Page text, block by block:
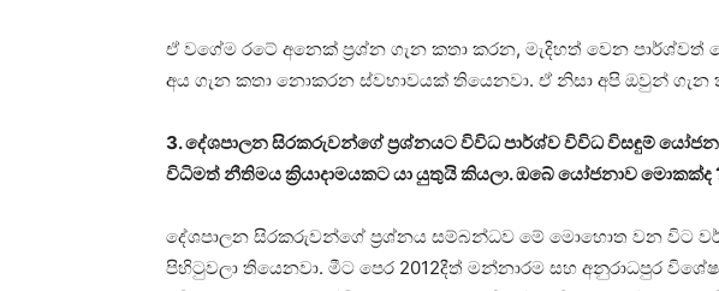
ඒ වගේම රටේ අනෙක් ප්‍රශ්න ගැන කතා කරන, මැදිහත් වෙන පාර්ශ්වත්
අය ගැන කතා නොකරන ස්වභාවයක් තියෙනවා. ඒ නිසා අපි ඔවුන් ගැන
3. දේශපාලන සිරකරුවන්ගේ ප්‍රශ්නයට විවිධ පාර්ශ්ව විවිධ විසඳුම්
විධිමත් නීතිමය ක්‍රියාදාමයකට යා යුතුයි කියලා. ඔබේ යෝජනාව මොකක්ද
දේශපාලන සිරකරුවන්ගේ ප්‍රශ්නය සම්බන්ධව මේ මොහොත වන විට
පිහිටුවලා තියෙනවා. මීට පෙර 2012දීත් මන්නාරම සහ අනුරාධපුර